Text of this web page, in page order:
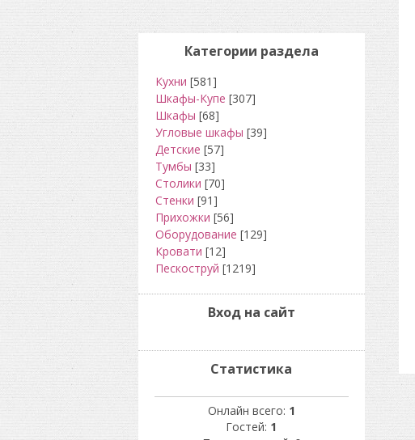
Категории раздела
Кухни [581]
Шкафы-Купе [307]
Шкафы [68]
Угловые шкафы [39]
Детские [57]
Тумбы [33]
Столики [70]
Стенки [91]
Прихожки [56]
Оборудование [129]
Кровати [12]
Пескоструй [1219]
Вход на сайт
Статистика
Онлайн всего: 1
Гостей: 1